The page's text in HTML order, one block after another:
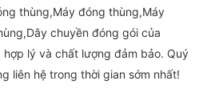
thùng,Máy đóng thùng,Máy
chuyền đóng gói của
lý và chất lượng đảm bảo. Quý
liên hệ trong thời gian sớm nhất!